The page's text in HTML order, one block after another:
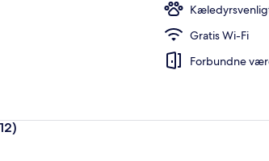
Gratis Wi-Fi
Forbundne